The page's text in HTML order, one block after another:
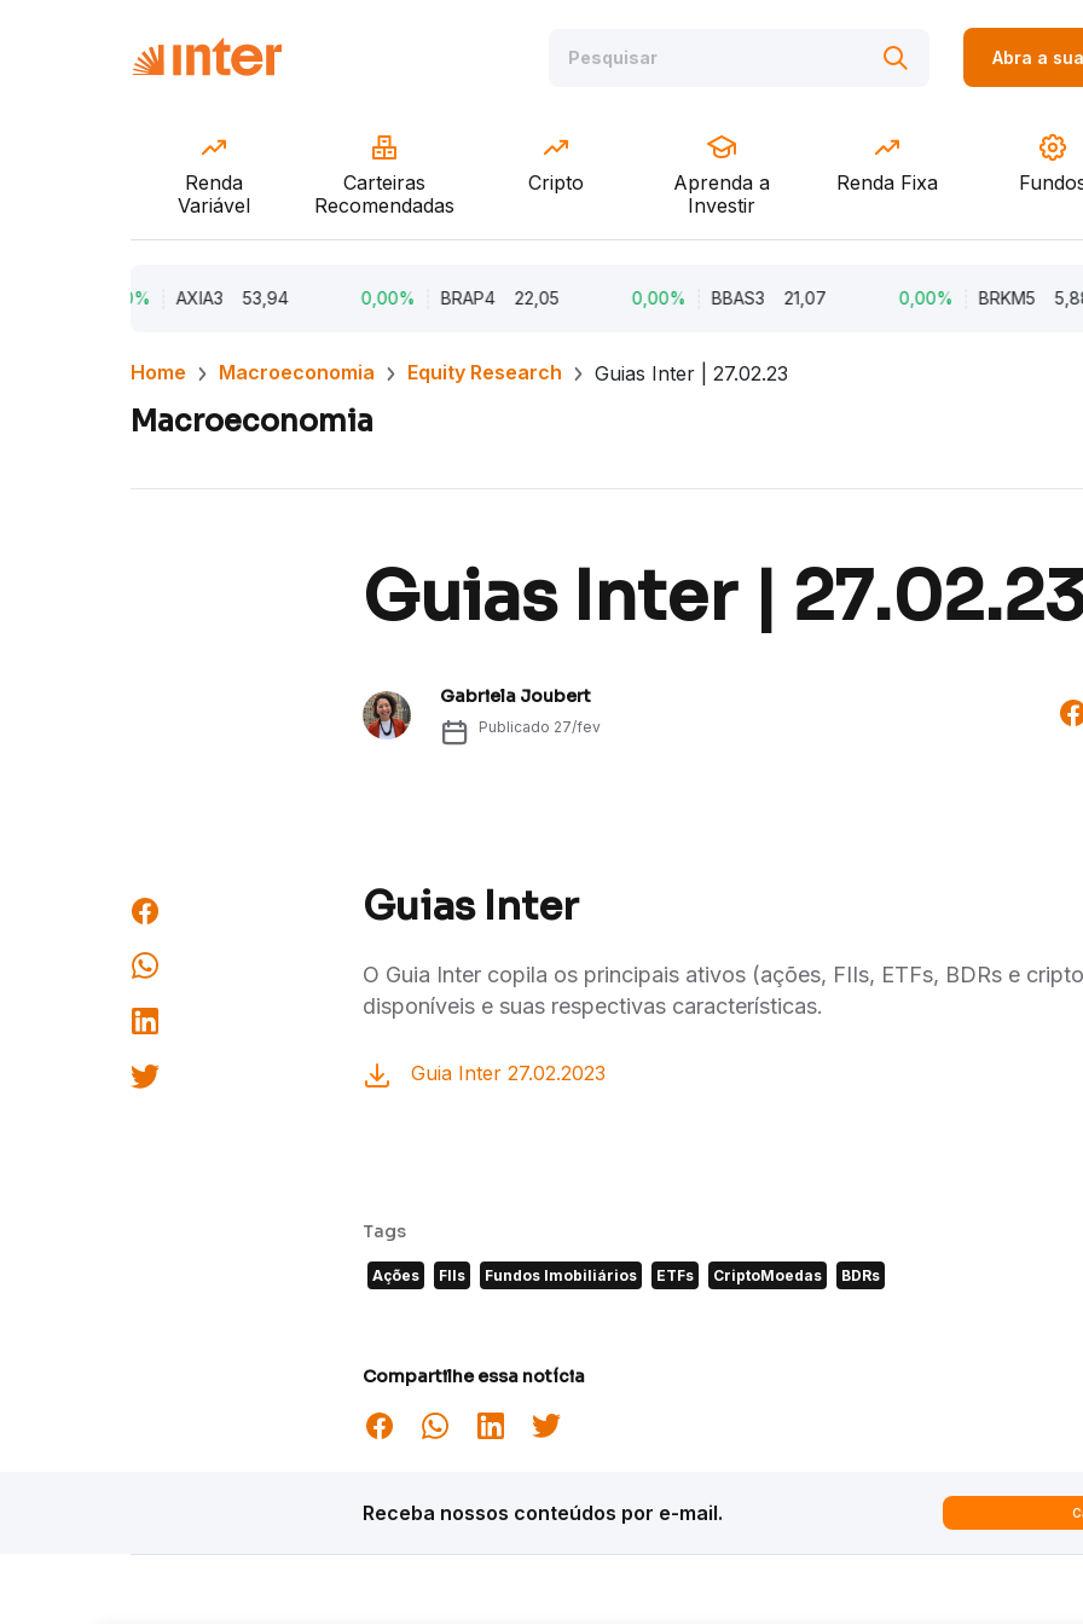
Abra a
Renda
Variável
Carteiras
Recomendadas
Cripto
Aprenda a
Investir
Renda Fixa
0,00% AXIA3 53,94 0,00% BRAP4 22,05 0,00% BBAS3 21,07 0,00% BRKM5 5,88
Home Macroeconomia Equity Research Guias Inter | 27.02.23
Macroeconomia
Guias Inter |
Gabriela Joubert
Publicado 27/fev
Guias Inter
O Guia Inter copila os principais ativos (ações, FIIs, ETFs, BDRs e
disponíveis e suas respectivas características.
Guia Inter 27.02.2023
Tags
Ações FIIs Fundos Imobiliários ETFs CriptoMoedas BDRs
Compartilhe essa notícia
Receba nossos conteúdos por e-mail.